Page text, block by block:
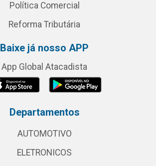
Política Comercial
Reforma Tributária
Baixe já nosso APP
App Global Atacadista
Departamentos
AUTOMOTIVO
ELETRONICOS